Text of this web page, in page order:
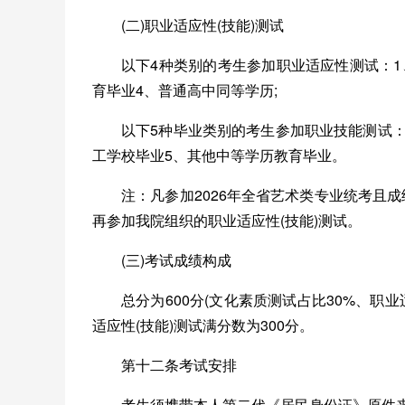
(二)职业适应性(技能)测试
以下4种类别的考生参加职业适应性测试：
育毕业4、普通高中同等学历;
以下5种毕业类别的考生参加职业技能测试
工学校毕业5、其他中等学历教育毕业。
注：凡参加2026年全省艺术类专业统考且
再参加我院组织的职业适应性(技能)测试。
(三)考试成绩构成
总分为600分(文化素质测试占比30%、职
适应性(技能)测试满分数为300分。
第十二条考试安排